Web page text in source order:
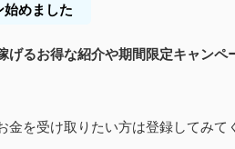
めました
げるお得な紹介や期間限定キャンペ
金を受け取りたい方は登録してみて